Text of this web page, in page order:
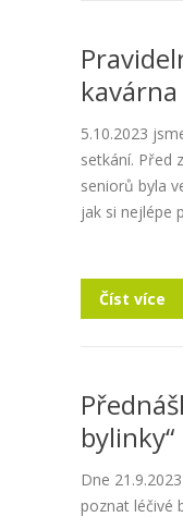
kavárna
5.10.2023
setkání. Před
seniorů byla
jak si nejlépe
Číst více
bylinky“
Dne
poznat léčivé